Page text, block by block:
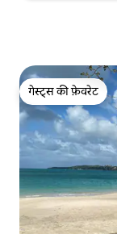
गेस्ट्स की फ़ेवरेट
गेस्ट्स की फ़ेवरेट